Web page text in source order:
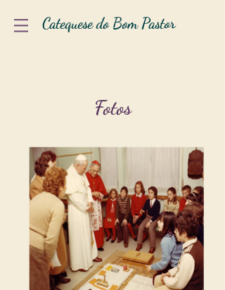
Catequese do Bom Pastor
Fotos